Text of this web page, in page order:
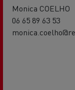
Monica COELHO
06 65 89 63 53